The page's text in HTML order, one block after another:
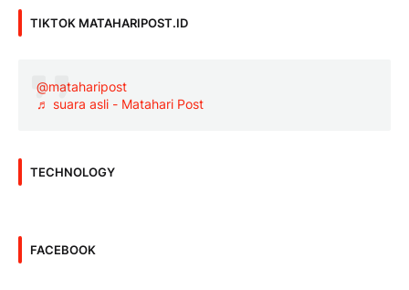
TIKTOK MATAHARIPOST.ID
@mataharipost
♬ suara asli - Matahari Post
TECHNOLOGY
FACEBOOK